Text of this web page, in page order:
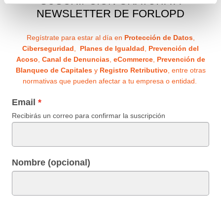
NEWSLETTER DE FORLOPD
Regístrate para estar al día en Protección de Datos,
Ciberseguridad, Planes de Igualdad, Prevención del
Acoso, Canal de Denuncias, eCommerce, Prevención de
Blanqueo de Capitalesy Registro Retributivo, entre otras
normativas que pueden afectar a tu empresa o entidad.
Email
Recibirás un correo para confirmar la suscripción
Nombre (opcional)